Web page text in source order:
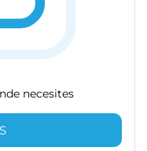
necesites